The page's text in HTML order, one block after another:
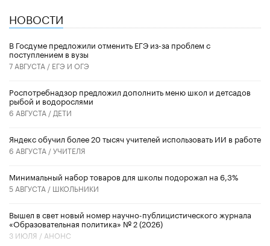
НОВОСТИ
В Госдуме предложили отменить ЕГЭ из-за проблем с
поступлением в вузы
7 АВГУСТА / ЕГЭ И ОГЭ
Роспотребнадзор предложил дополнить меню школ и детсадов
рыбой и водорослями
6 АВГУСТА / ДЕТИ
​Яндекс обучил более 20 тысяч учителей использовать ИИ в работе
6 АВГУСТА /УЧИТЕЛЯ
Минимальный набор товаров для школы подорожал на 6,3%
5 АВГУСТА / ШКОЛЬНИКИ
Вышел в свет новый номер научно-публицистического журнала
«Образовательная политика» № 2 (2026)
3 ИЮЛЯ / АНОНС